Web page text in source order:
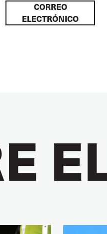
CORREO
ELECTRÓNICO